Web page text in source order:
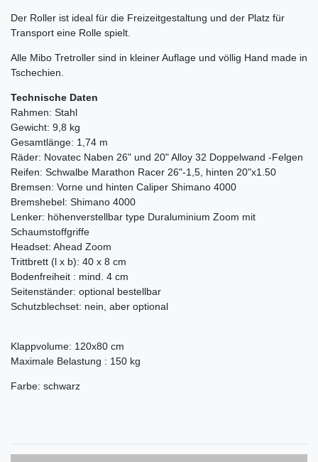
Der Roller ist ideal für die Freizeitgestaltung und der Platz für
Transport eine Rolle spielt.
Alle Mibo Tretroller sind in kleiner Auflage und völlig Hand made in
Tschechien.
Technische Daten
Rahmen: Stahl
Gewicht: 9,8 kg
Gesamtlänge: 1,74 m
Räder: Novatec Naben 26" und 20" Alloy 32 Doppelwand -Felgen
Reifen: Schwalbe Marathon Racer 26"-1,5, hinten 20"x1.50
Bremsen: Vorne und hinten Caliper Shimano 4000
Bremshebel: Shimano 4000
Lenker: höhenverstellbar type Duraluminium Zoom mit
Schaumstoffgriffe
Headset: Ahead Zoom
Trittbrett (l x b): 40 x 8 cm
Bodenfreiheit : mind. 4 cm
Seitenständer: optional bestellbar
Schutzblechset: nein, aber optional
Klappvolume: 120x80 cm
Maximale Belastung : 150 kg
Farbe: schwarz